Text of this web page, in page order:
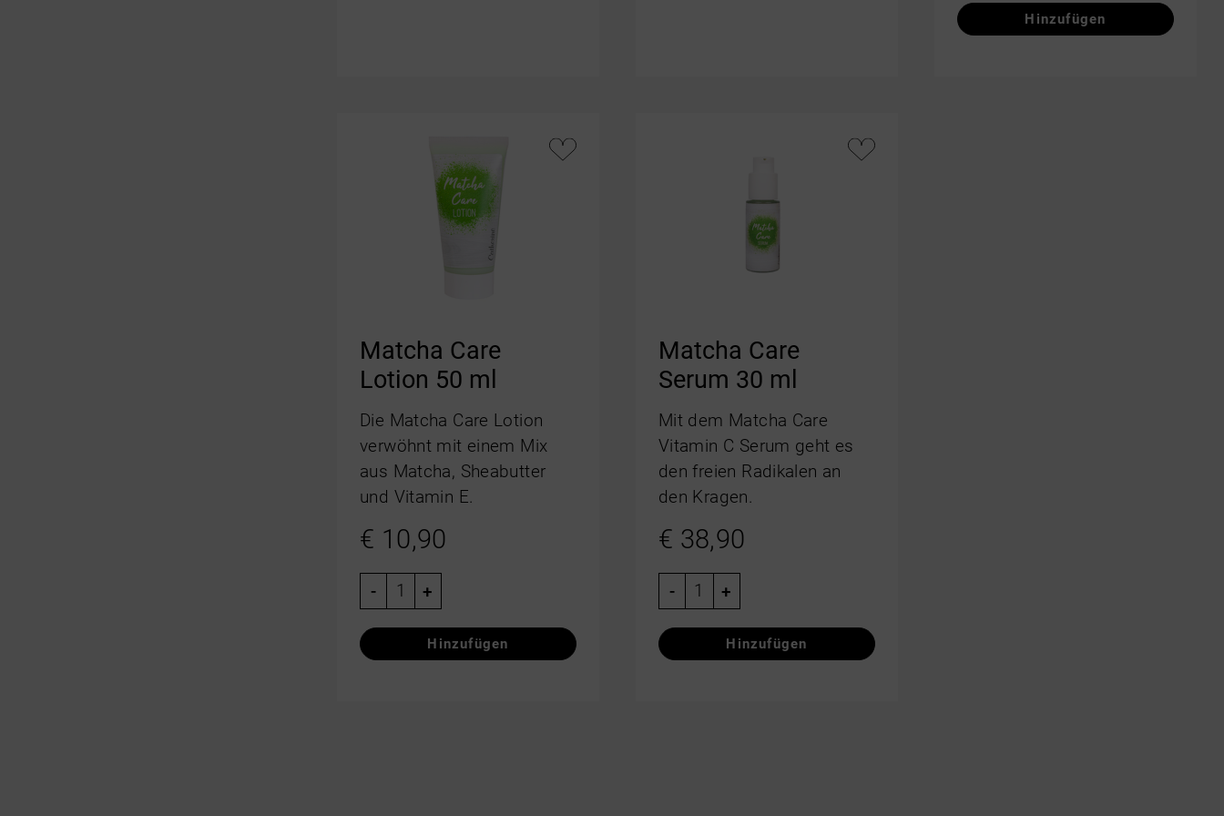
Matcha Care
Lotion 50 ml
Die Matcha Care Lotion
verwöhnt mit einem Mix
aus Matcha, Sheabutter
und Vitamin E.
€ 10,90
+
-
Matcha Care
Serum 30 ml
Mit dem Matcha Care
Vitamin C Serum geht es
den freien Radikalen an
den Kragen.
€ 38,90
+
-